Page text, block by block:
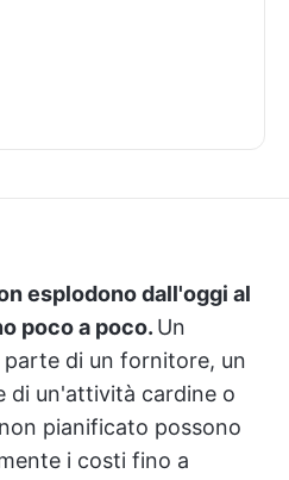
esplodono dall'oggi al
poco a poco. Un
di un fornitore, un
di un'attività cardine o
pianificato possono
i costi fino a